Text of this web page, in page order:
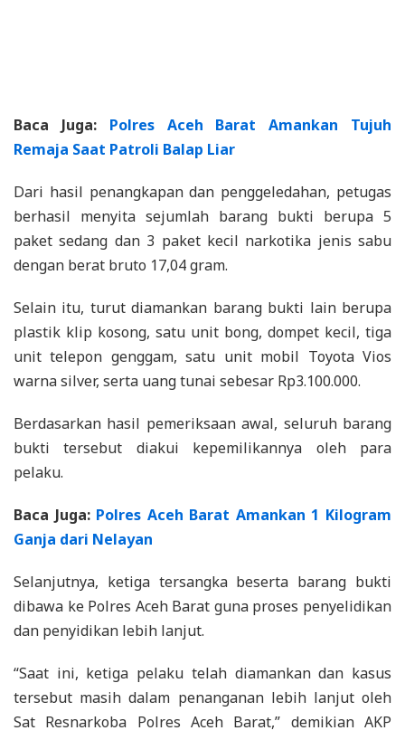
Baca Juga: Polres Aceh Barat Amankan Tujuh
Remaja Saat Patroli Balap Liar
Dari hasil penangkapan dan penggeledahan, petugas
berhasil menyita sejumlah barang bukti berupa 5
paket sedang dan 3 paket kecil narkotika jenis sabu
dengan berat bruto 17,04 gram.
Selain itu, turut diamankan barang bukti lain berupa
plastik klip kosong, satu unit bong, dompet kecil, tiga
unit telepon genggam, satu unit mobil Toyota Vios
warna silver, serta uang tunai sebesar Rp3.100.000.
Berdasarkan hasil pemeriksaan awal, seluruh barang
bukti tersebut diakui kepemilikannya oleh para
pelaku.
Baca Juga: Polres Aceh Barat Amankan 1 Kilogram
Ganja dari Nelayan
Selanjutnya, ketiga tersangka beserta barang bukti
dibawa ke Polres Aceh Barat guna proses penyelidikan
dan penyidikan lebih lanjut.
“Saat ini, ketiga pelaku telah diamankan dan kasus
tersebut masih dalam penanganan lebih lanjut oleh
Sat Resnarkoba Polres Aceh Barat,” demikian AKP